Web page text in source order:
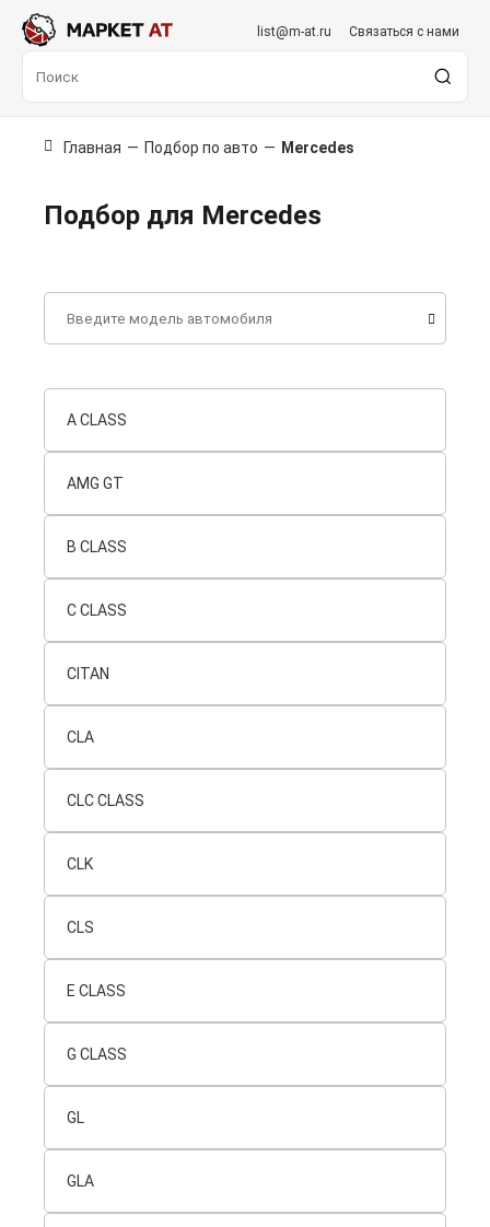
list@m-at.ru Связаться с нами
Главная — Подбор по авто — Mercedes
Подбор для Mercedes
A CLASS
AMG GT
B CLASS
C CLASS
CITAN
CLA
CLC CLASS
CLK
CLS
E CLASS
G CLASS
GL
GLA